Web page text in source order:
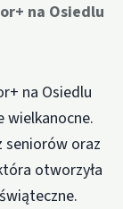
na Osiedlu
na Osiedlu
wielkanocne.
seniorów oraz
otworzyła